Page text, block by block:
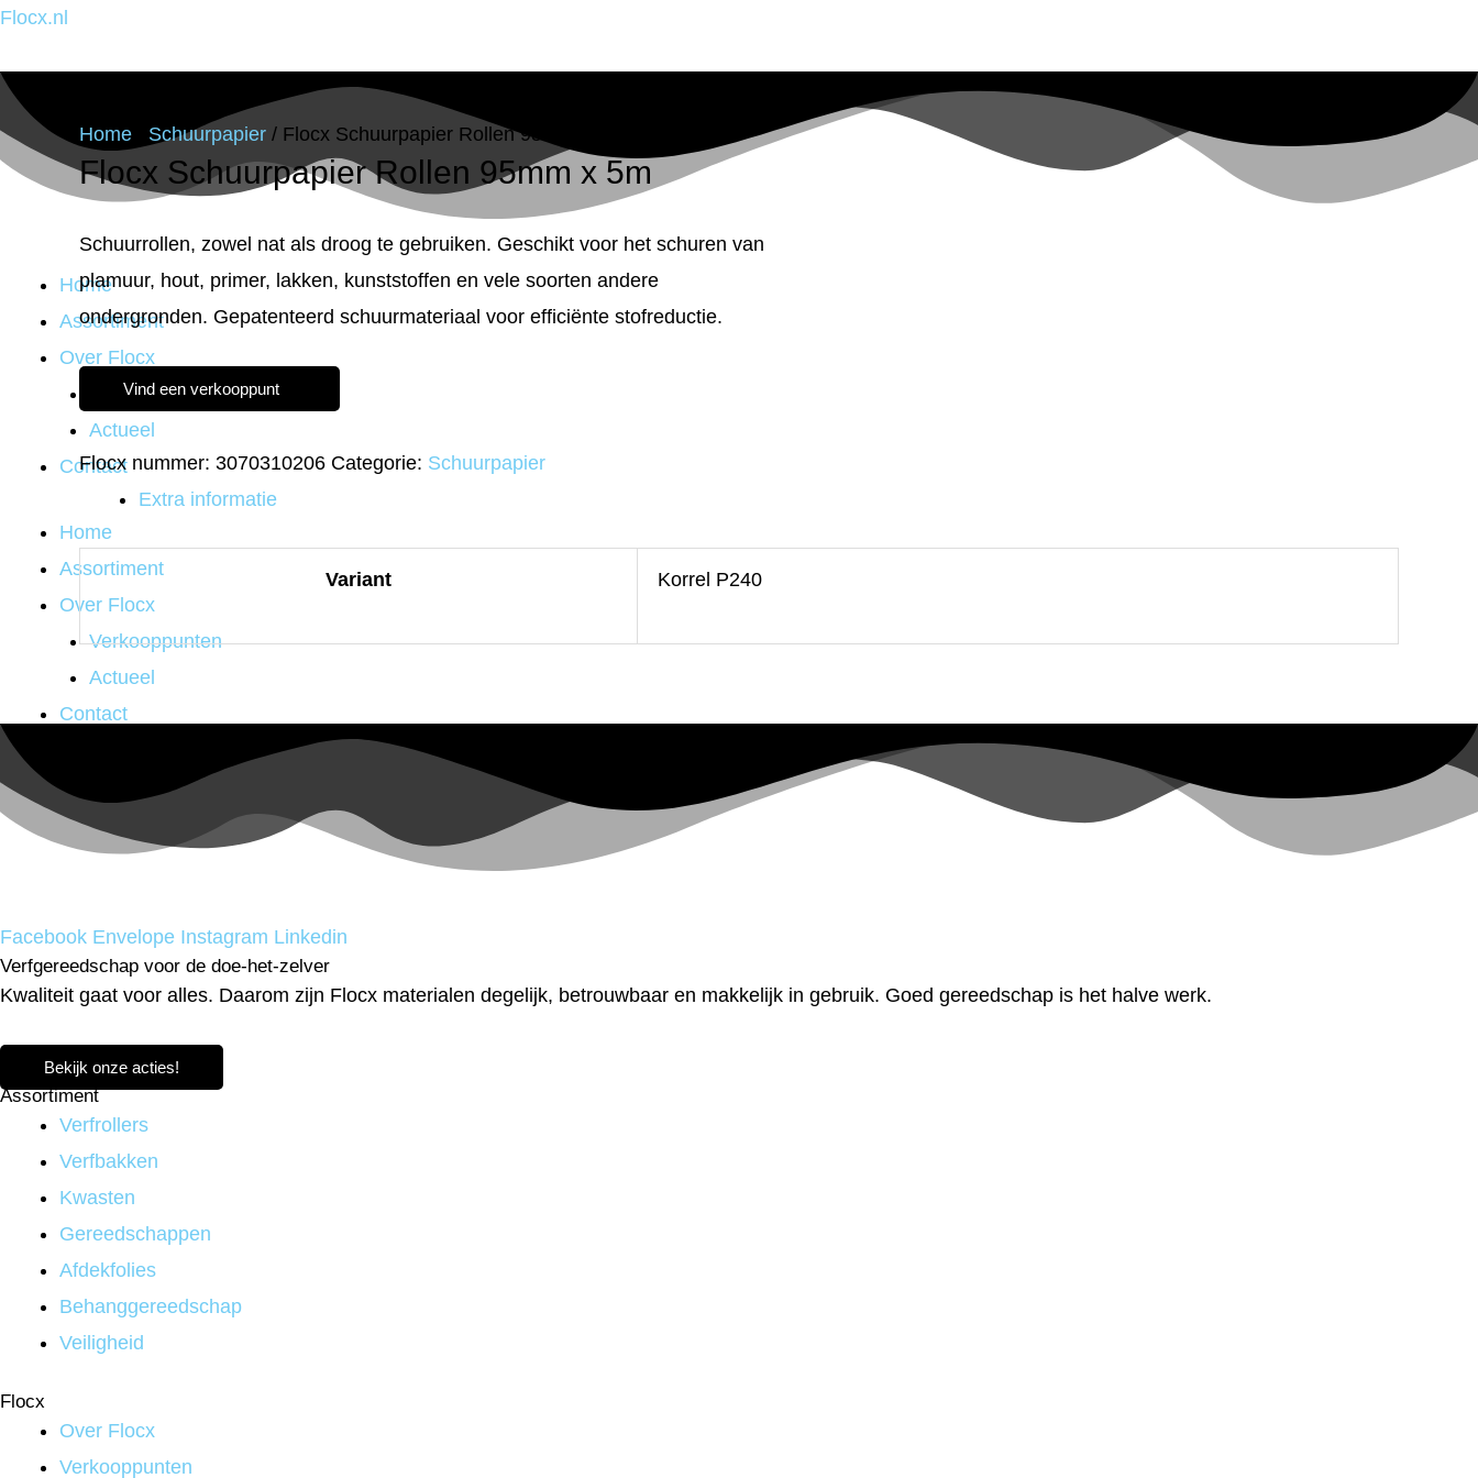
Ga
de
inhoud
Flocx.nl
Home
Assortiment
Over Flocx
Verkooppunten
Actueel
Contact
Home
Assortiment
Over Flocx
Verkooppunten
Actueel
Contact
Home Schuurpapier / Flocx Schuurpapier Rollen 95mm x 5m
Flocx Schuurpapier Rollen 95mm x 5m
Schuurrollen, zowel nat als droog te gebruiken. Geschikt voor het schuren van
plamuur, hout, primer, lakken, kunststoffen en vele soorten andere
ondergronden. Gepatenteerd schuurmateriaal voor efficiënte stofreductie.
Vind een verkooppunt
Flocx nummer: 3070310206 Categorie: Schuurpapier
Extra informatie
Variant Korrel P240
Facebook Envelope Instagram Linkedin
Verfgereedschap voor de doe-het-zelver
Kwaliteit gaat voor alles. Daarom zijn Flocx materialen degelijk, betrouwbaar en makkelijk in gebruik. Goed gereedschap is het halve werk.
Bekijk onze acties!
Assortiment
Verfrollers
Verfbakken
Kwasten
Gereedschappen
Afdekfolies
Behanggereedschap
Veiligheid
Flocx
Over Flocx
Verkooppunten